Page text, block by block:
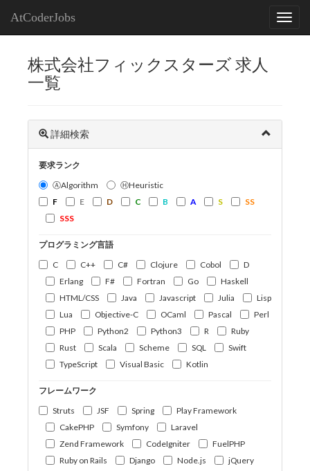
AtCoderJobs
株式会社フィックスターズ 求人
一覧
詳細検索
要求ランク
ⒶAlgorithm
ⒽHeuristic
F
E D C B A S
SS
SSS
プログラミング言語
C
C++ C# Clojure Cobol
D
Erlang
F# Fortran Go
Haskell
HTML/CSS
Java Javascript Julia
Lisp
Lua
Objective-C OCaml Pascal
Perl
PHP
Python2 Python3 R
Ruby
Rust
Scala Scheme SQL
Swift
TypeScript
Visual Basic Kotlin
フレームワーク
Struts
JSF Spring
Play Framework
CakePHP
Symfony
Laravel
Zend Framework
CodeIgniter
FuelPHP
Ruby on Rails
Django Node.js
jQuery